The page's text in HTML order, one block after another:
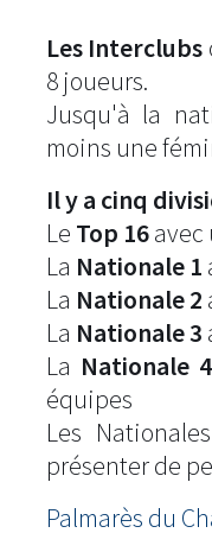
Les Interclubs
8 joueurs.
Jusqu'à la
moins une
Il y a cinq
Le Top 16avec
La Nationale 1
La Nationale 2
La Nationale 3
La Nationale 4
équipes
Les
présenter de
Palmarès du